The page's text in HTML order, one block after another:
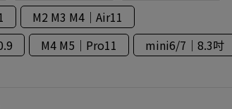
M2 M3 M4｜Air11
M4 M5｜Pro11 mini6/7｜8.3吋